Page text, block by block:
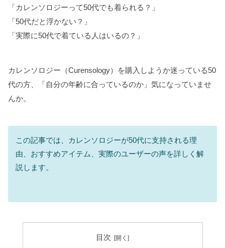
「カレンソロジーって50代でも着られる？」
「50代だと浮かない？」
「実際に50代で着ている人はいるの？」
カレンソロジー（Curensology）を購入しようか迷っている50
代の方、「自分の年齢に合っているのか」気になっていませ
んか。
この記事では、カレンソロジーが50代に支持される理
由、おすすめアイテム、実際のユーザーの声を詳しく解
説します。
目次